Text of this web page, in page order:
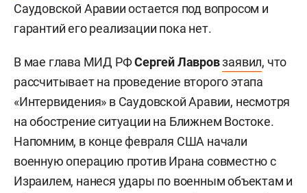
Саудовской Аравии остается под вопросом и
гарантий его реализации пока нет.
В мае глава МИД РФСергей Лавровзаявил, что
рассчитывает на проведение второго этапа
«Интервидения» в Саудовской Аравии, несмотря
на обострение ситуации на Ближнем Востоке.
Напомним, в конце февраля США начали
военную операцию против Ирана совместно с
Израилем, нанеся удары по военным объектам и